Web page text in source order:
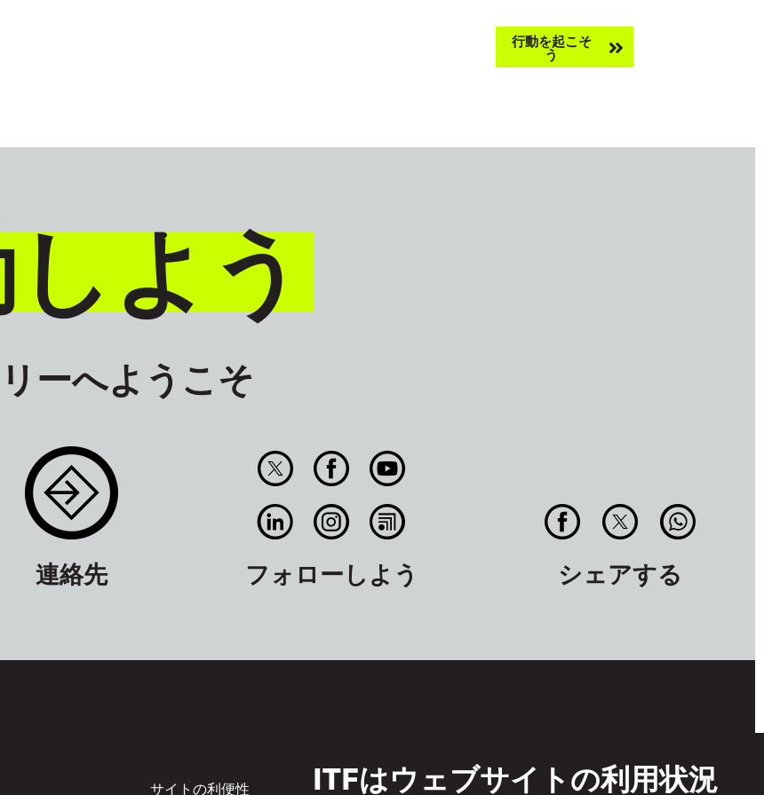
Take
action
行動を起こそ
う
よう
ーへようこそ
連絡先 フォローしよう シェアする
サイトの利便性 サイトの利用条件
ITFはウェブサイトの利用状況